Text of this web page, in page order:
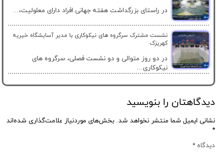
در راستای بزرگداشت هفته جهانی افراد دارای معلولیت،...
نشست مشترک سرگروه های نیکوکاری با مدیر آسایشگاه خیریه
کهریزک
در دو روز متوالی و دو نشست فصلی، سرگروه های
نیکوکاری...
دیدگاهتان را بنویسید
نشانی ایمیل شما منتشر نخواهد شد. بخش‌های موردنیاز علامت‌گذاری شده‌اند
*
دیدگاه*